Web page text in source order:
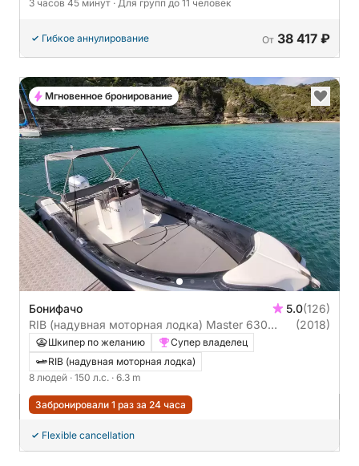
3 часов 45 минут · Для групп до 11 человек
Гибкое аннулирование От 38 417 ₽
Бонифачо 5.0(126)
RIB (надувная моторная лодка) Master 630
150л.с.
(2018)
Шкипер по желанию
Супер владелец
RIB (надувная моторная лодка)
8 людей · 150 л.с. · 6.3 m
Забронировали 1 раз за 24 часа
Flexible cancellation
Мгновенное бронирование